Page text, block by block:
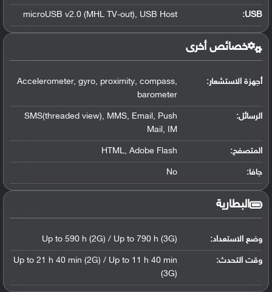
USB
:
microUSB v2.0 (MHL TV-out), USB Host
خصائص أخرى
أجهزة الاستشعار:
Accelerometer, gyro, proximity, compass,
barometer
الرسائل:
SMS(threaded view), MMS, Email, Push
Mail, IM
المتصفح: HTML, Adobe Flash
جافا: No
البطارية
وضع الاستعداد: Up to 590 h (2G) / Up to 790 h (3G)
وقت التحدث:
Up to 21 h 40 min (2G) / Up to 11 h 40 min
(3G)